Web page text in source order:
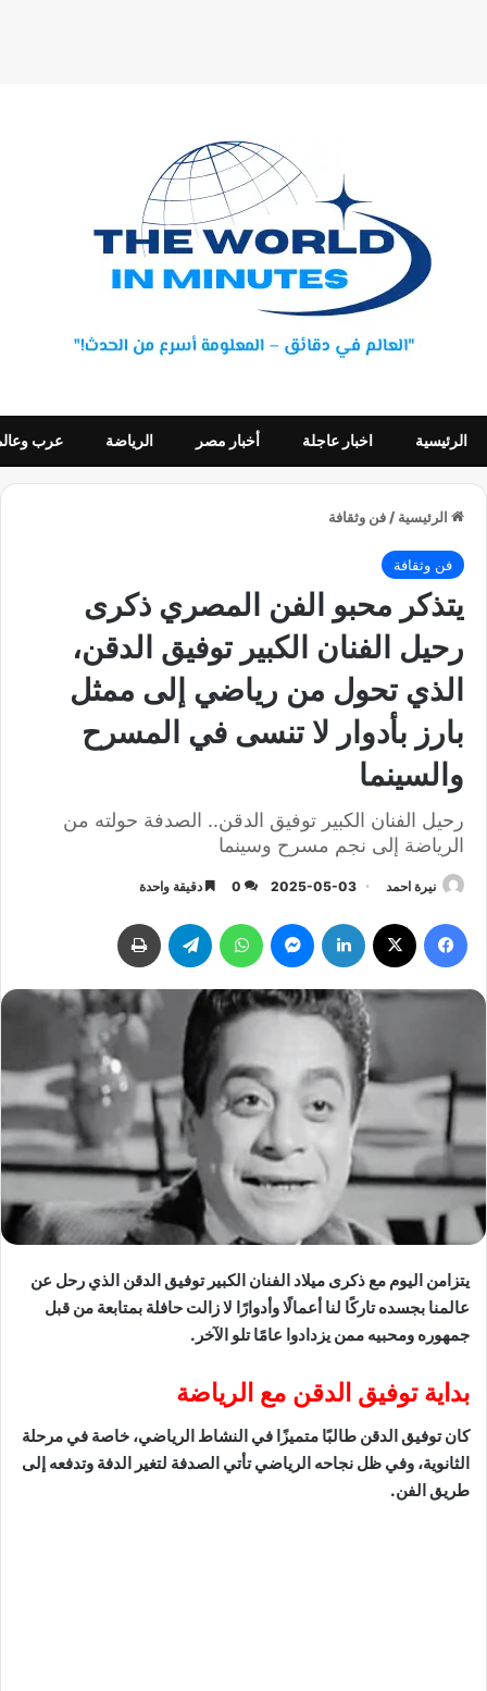
الرئيسية اخبار عاجلة أخبار مصر الرياضة عرب
الرئيسية / فن وثقافة
فن وثقافة
يتذكر محبو الفن المصري ذكرى
رحيل الفنان الكبير توفيق الدقن،
الذي تحول من رياضي إلى ممثل
بارز بأدوار لا تنسى في المسرح
والسينما
رحيل الفنان الكبير توفيق الدقن.. الصدفة حولته من
الرياضة إلى نجم مسرح وسينما
نيرة احمد 2025-05-03
0 دقيقة واحدة
يتزامن اليوم مع ذكرى ميلاد الفنان الكبير توفيق الدقن الذي رحل عن
عالمنا بجسده تاركًا لنا أعمالًا وأدوارًا لا زالت حافلة بمتابعة من قبل
جمهوره ومحبيه ممن يزدادوا عامًا تلو الآخر.
بداية توفيق الدقن مع الرياضة
كان توفيق الدقن طالبًا متميزًا في النشاط الرياضي، خاصة في مرحلة
الثانوية، وفي ظل نجاحه الرياضي تأتي الصدفة لتغير الدفة وتدفعه إلى
طريق الفن.